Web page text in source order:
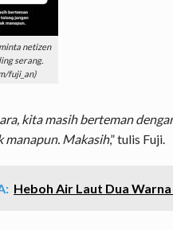
netizen
serang.
fuji_an)
kita masih berteman
manapun. Makasih,” tulis Fuji.
Heboh Air Laut Dua